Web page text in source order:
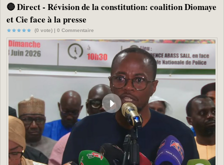
🔴 Direct - Révision de la constitution: coalition Diomaye
et Cie face à la presse
(0 vote) | 0 Commentaire